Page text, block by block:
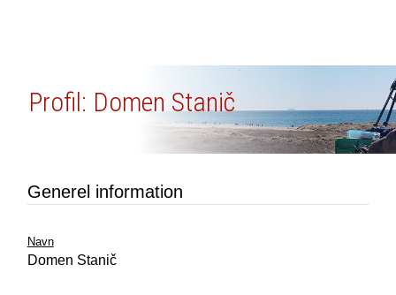
Profil: Domen Stanič
Generel information
Navn
Domen Stanič